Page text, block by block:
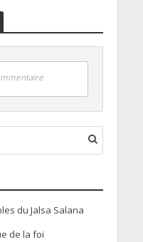
du Jalsa Salana
de la foi